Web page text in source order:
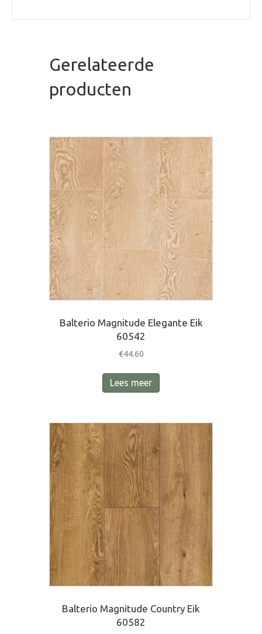
Gerelateerde
producten
Balterio Magnitude Elegante Eik
60542
€44.60
Lees meer
Balterio Magnitude Country Eik
60582